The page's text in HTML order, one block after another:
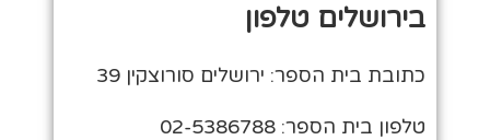
בירושלים טלפון
כתובת בית הספר: ירושלים סורוצקין 39
טלפון בית הספר: 02-5386788